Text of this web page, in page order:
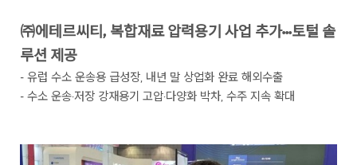
㈜에테르씨티, 복합재료 압력용기 사업 추가···토털 솔
루션 제공
- 유럽 수소 운송용 급성장, 내년 말 상업화 완료 해외수출
- 수소 운송·저장 강재용기 고압·다양화 박차, 수주 지속 확대